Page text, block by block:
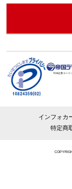
TDB企業コード:
インフォカ
特定商